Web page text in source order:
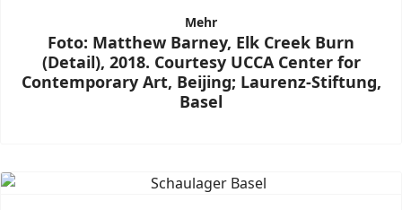
Mehr
Foto: Matthew Barney, Elk Creek Burn
(Detail), 2018. Courtesy UCCA Center for
Contemporary Art, Beijing; Laurenz-Stiftung,
Basel